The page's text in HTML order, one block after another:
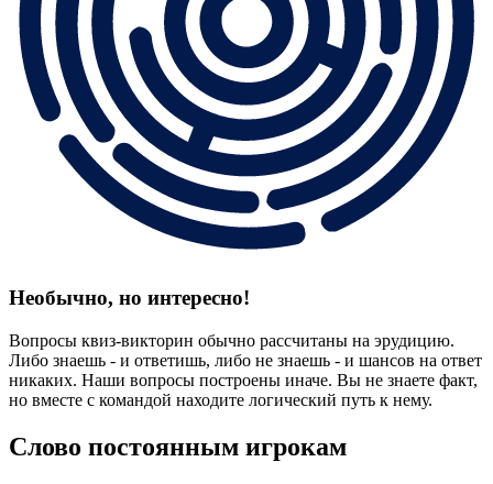
Необычно, но интересно!
Вопросы квиз-викторин обычно рассчитаны на эрудицию.
Либо знаешь - и ответишь, либо не знаешь - и шансов на ответ
никаких. Наши вопросы построены иначе. Вы не знаете факт,
но вместе с командой находите логический путь к нему.
Слово постоянным игрокам